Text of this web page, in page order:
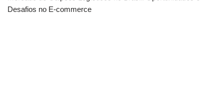
Desafios no E-commerce